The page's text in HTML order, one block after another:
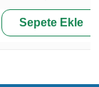
Sepete Ekle